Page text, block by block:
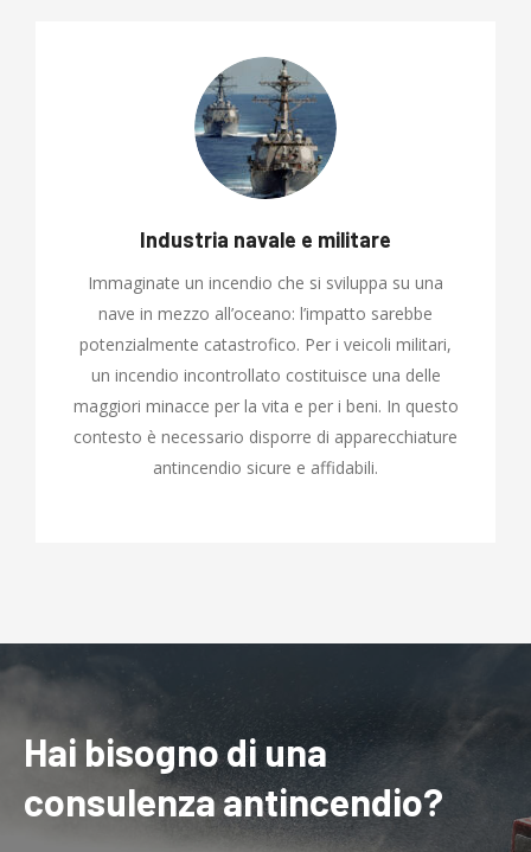
Industria navale e militare
Immaginate un incendio che si sviluppa su una
nave in mezzo all’oceano: l’impatto sarebbe
potenzialmente catastrofico. Per i veicoli militari,
un incendio incontrollato costituisce una delle
maggiori minacce per la vita e per i beni. In questo
contesto è necessario disporre di apparecchiature
antincendio sicure e affidabili.
Hai bisogno di una
consulenza antincendio?